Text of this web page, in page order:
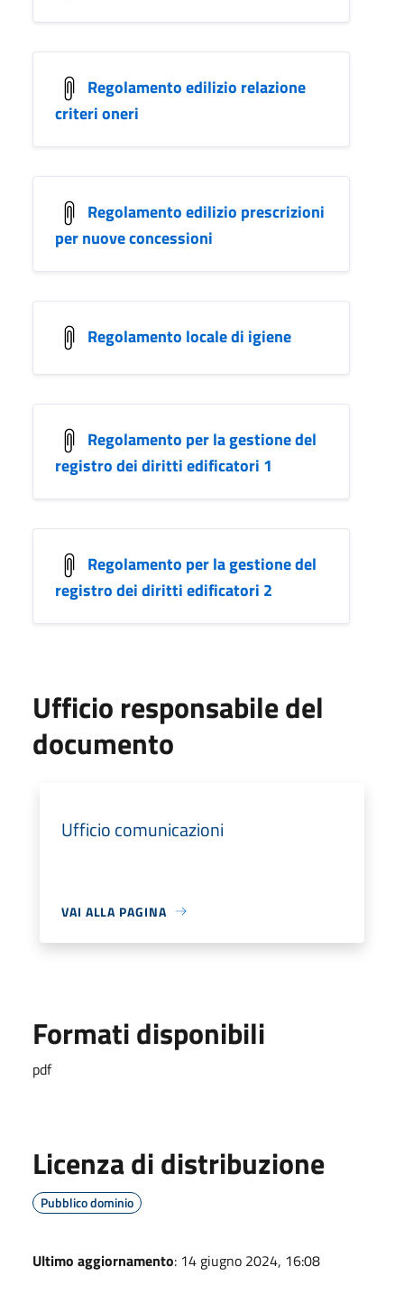
Regolamento edilizio relazione
criteri oneri
Regolamento edilizio prescrizioni
per nuove concessioni
Regolamento locale di igiene
Regolamento per la gestione del
registro dei diritti edificatori 1
Regolamento per la gestione del
registro dei diritti edificatori 2
Ufficio responsabile del
documento
Ufficio comunicazioni
VAI ALLA PAGINA
Formati disponibili
pdf
Licenza di distribuzione
Pubblico dominio
Ultimo aggiornamento: 14 giugno 2024, 16:08